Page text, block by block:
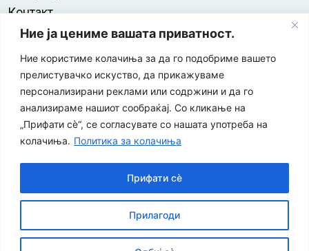
Ние ја цениме вашата приватност.
Ние користиме колачиња за да го подобриме вашето
прелистувачко искуство, да прикажуваме
персонализирани реклами или содржини и да го
анализираме нашиот сообраќај. Со кликање на
„Прифати сè“, се согласувате со нашата употреба на
колачиња. Политика за колачиња
Прилагоди
Прифати сè
Контакт
Правила на користење
за заштита на печатени медиуми